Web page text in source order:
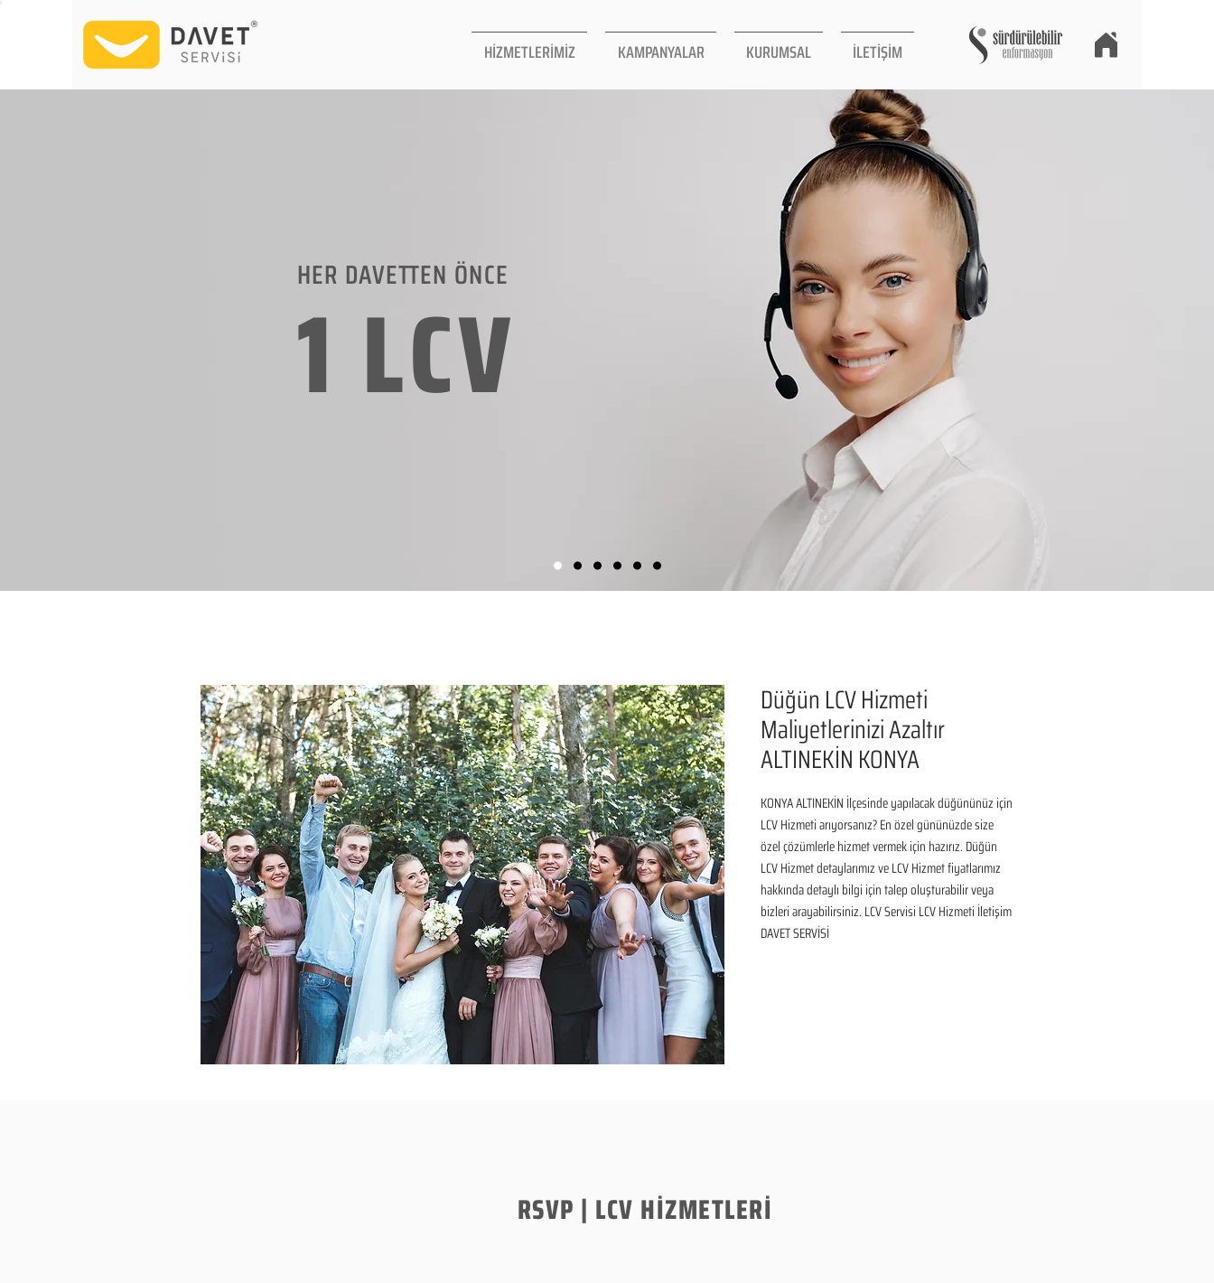
HİZMETLERİMİZ KAMPANYALAR KURUMSAL İLETİŞİM
HER DAVETTEN ÖNCE
1 LCV
Düğün LCV Hizmeti
Maliyetlerinizi Azaltır
ALTINEKİN KONYA
KONYA ALTINEKİN İlçesinde yapılacak düğününüz için
LCV Hizmeti arıyorsanız? En özel gününüzde size
özel çözümlerle hizmet vermek için hazırız. Düğün
LCV Hizmet detaylarımız ve LCV Hizmet fiyatlarımız
hakkında detaylı bilgi için talep oluşturabilir veya
bizleri arayabilirsiniz. LCV Servisi LCV Hizmeti İletişim
DAVET SERVİSİ
RSVP | LCV HİZMETLERİ